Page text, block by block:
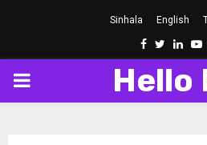
Sinhala English
Facebook
Twitter
PRIMARY
Hello